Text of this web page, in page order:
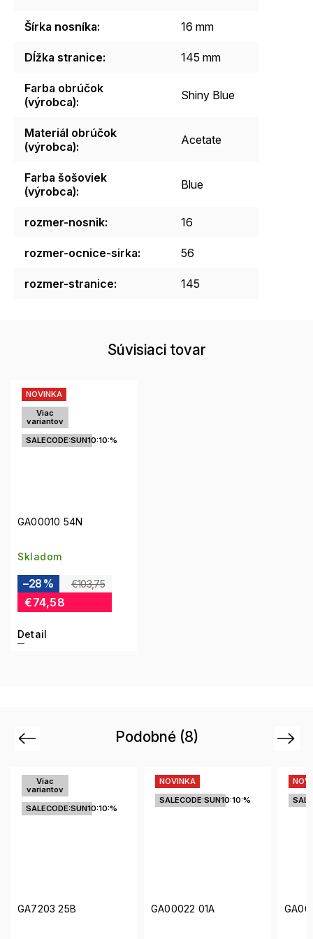
Šírka nosníka: 16 mm
Dĺžka stranice: 145 mm
Farba obrúčok
(výrobca): Shiny Blue
Materiál obrúčok
(výrobca): Acetate
Farba šošoviek
(výrobca): Blue
rozmer-nosnik: 16
rozmer-ocnice-sirka: 56
rozmer-stranice: 145
Súvisiaci tovar
NOVINKA
Viac
variantov
SALECODE:SUN10:10:%
GA00010 54N
Skladom
€103,75
–28 %
€74,58
Detail
Podobné (8)
Previous
SALECODE:SUN10:10:%
GA00022 01A
SALECODE:SUN10:10:%
GA00009 45V
Next